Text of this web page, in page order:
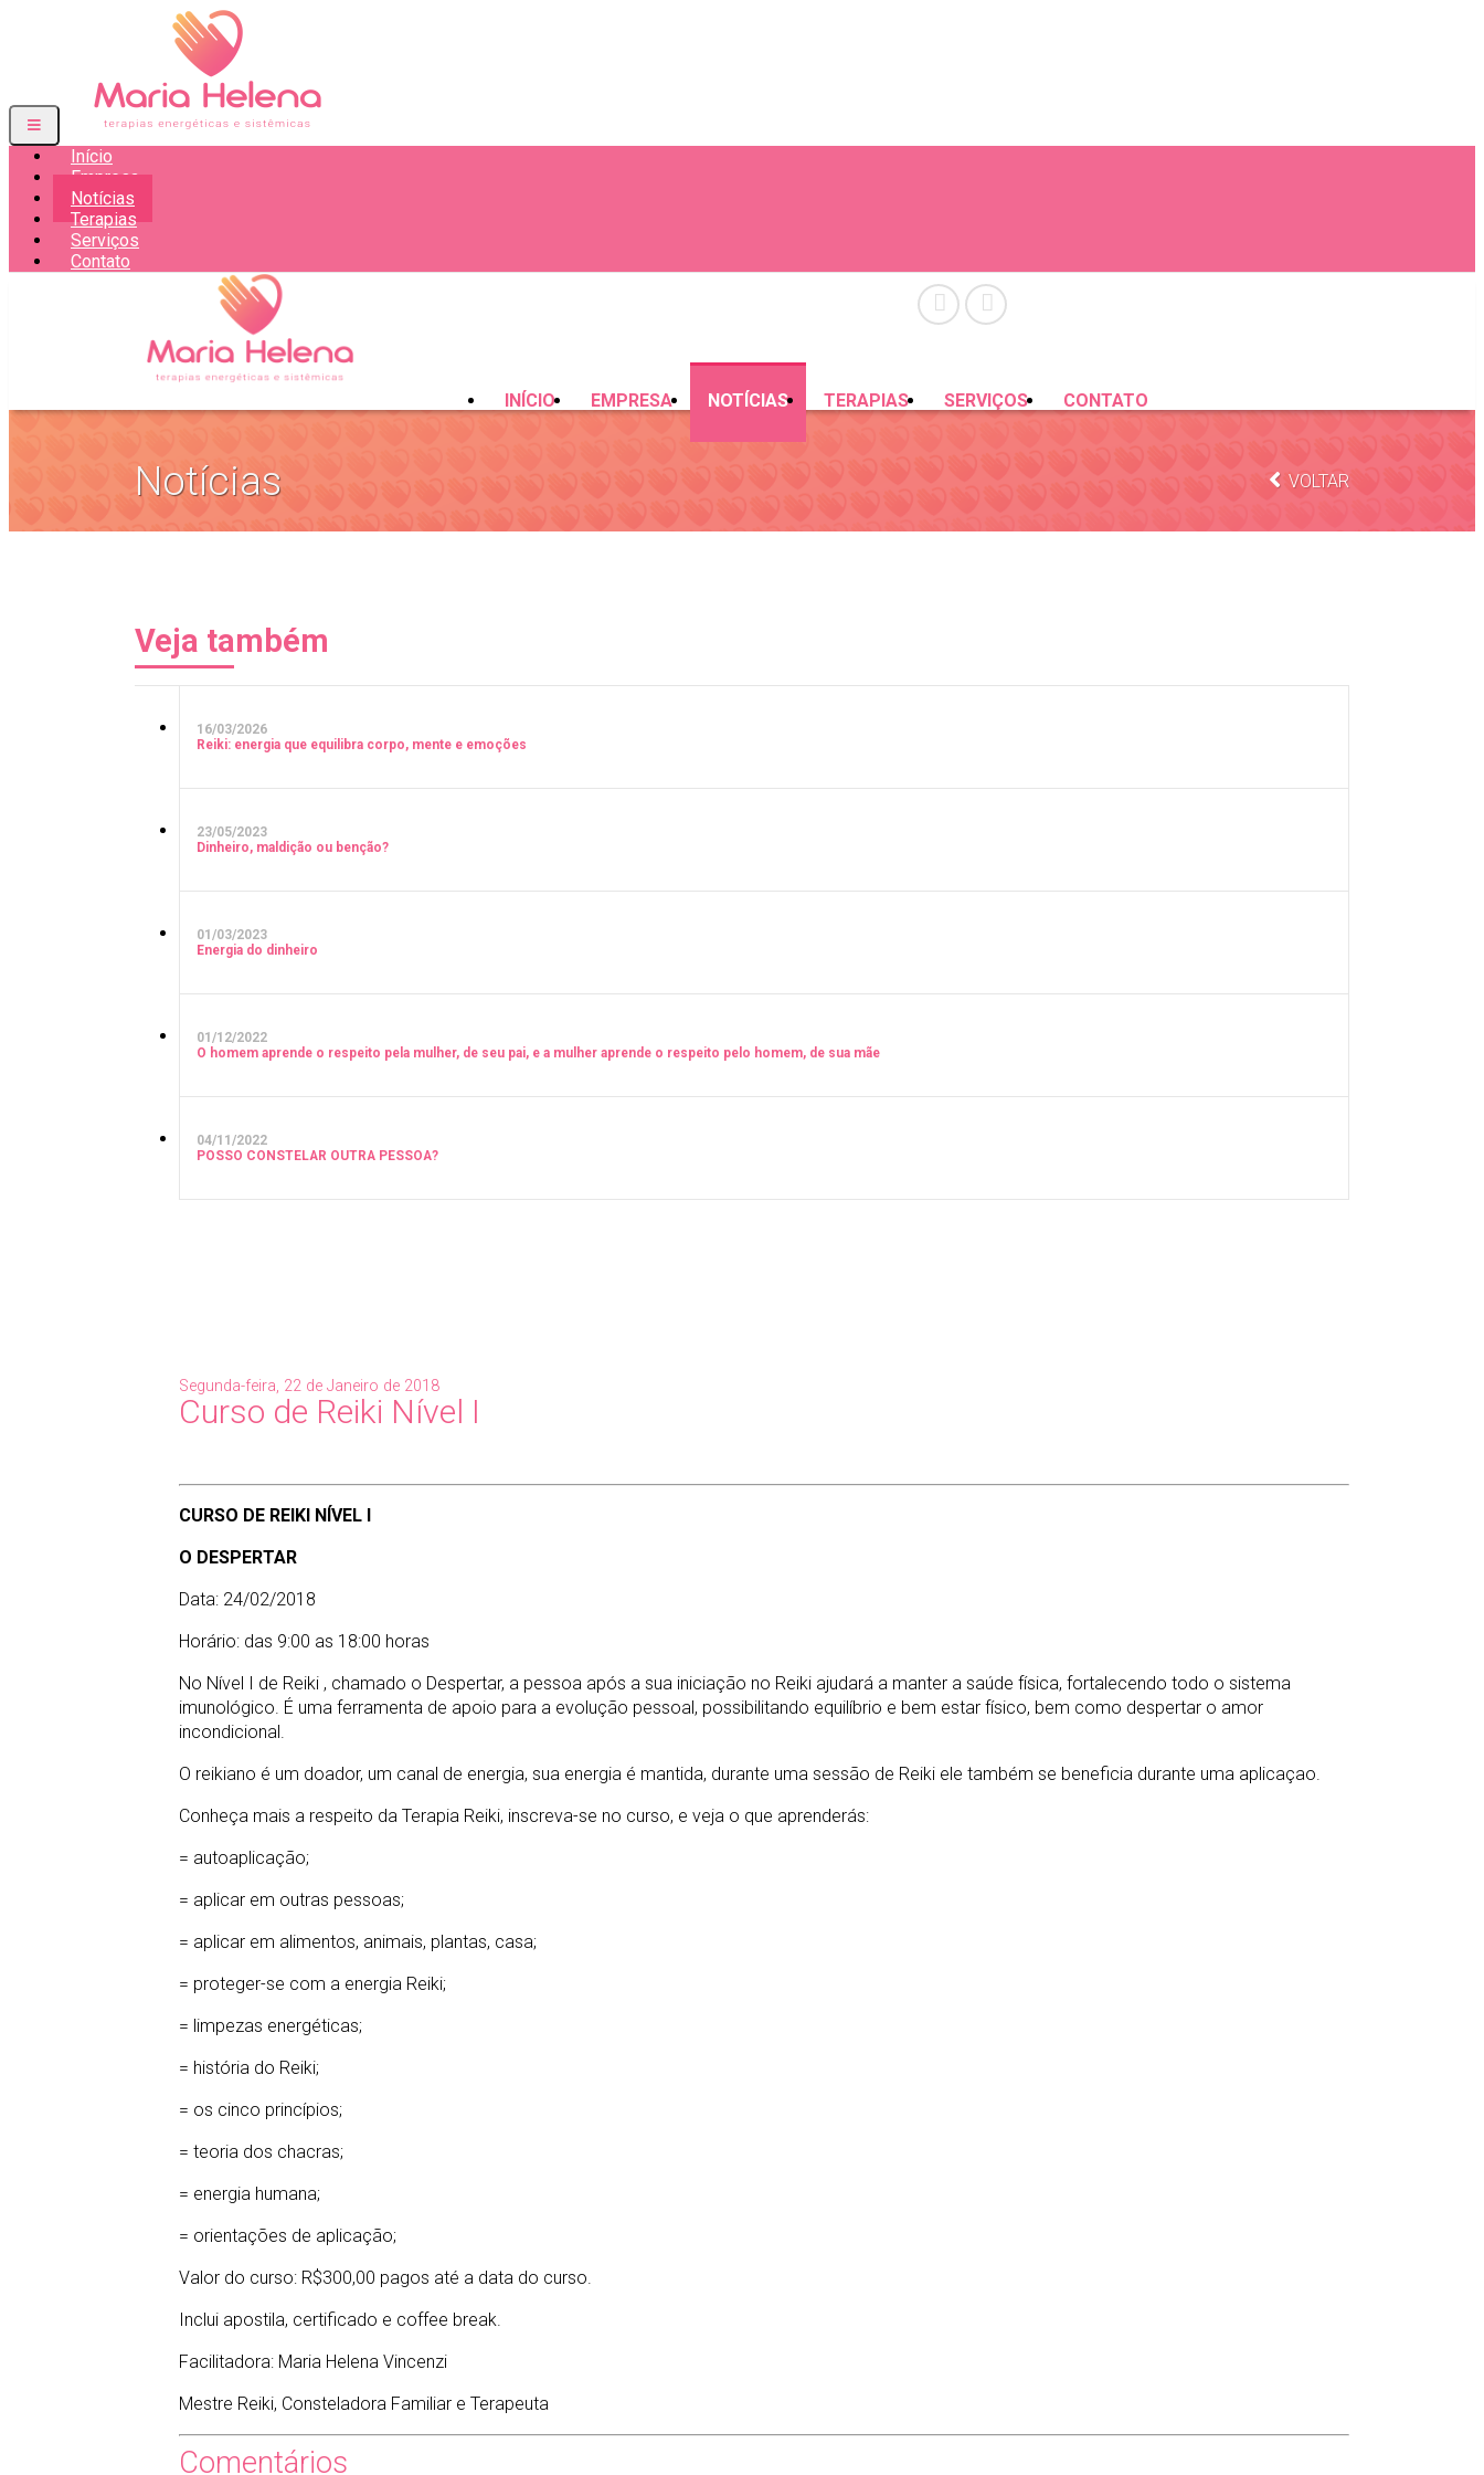
Início
Empresa
Notícias
Terapias
Serviços
Contato
INÍCIO EMPRESA NOTÍCIAS TERAPIAS SERVIÇOS CONTATO
Notícias VOLTAR
Veja também
16/03/2026
Reiki: energia que equilibra corpo, mente e emoções
23/05/2023
Dinheiro, maldição ou benção?
01/03/2023
Energia do dinheiro
01/12/2022
O homem aprende o respeito pela mulher, de seu pai, e a mulher aprende o respeito pelo homem, de sua mãe
04/11/2022
POSSO CONSTELAR OUTRA PESSOA?
Segunda-feira, 22 de Janeiro de 2018
Curso de Reiki Nível I
CURSO DE REIKI NÍVEL I
O DESPERTAR
Data: 24/02/2018
Horário: das 9:00 as 18:00 horas
No Nível I de Reiki , chamado o Despertar, a pessoa após a sua iniciação no Reiki ajudará a manter a saúde física, fortalecendo todo o sistema
imunológico. É uma ferramenta de apoio para a evolução pessoal, possibilitando equilíbrio e bem estar físico, bem como despertar o amor
incondicional.
O reikiano é um doador, um canal de energia, sua energia é mantida, durante uma sessão de Reiki ele também se beneficia durante uma aplicaçao.
Conheça mais a respeito da Terapia Reiki, inscreva-se no curso, e veja o que aprenderás:
= autoaplicação;
= aplicar em outras pessoas;
= aplicar em alimentos, animais, plantas, casa;
= proteger-se com a energia Reiki;
= limpezas energéticas;
= história do Reiki;
= os cinco princípios;
= teoria dos chacras;
= energia humana;
= orientações de aplicação;
Valor do curso: R$300,00 pagos até a data do curso.
Inclui apostila, certificado e coffee break.
Facilitadora: Maria Helena Vincenzi
Mestre Reiki, Consteladora Familiar e Terapeuta
Comentários